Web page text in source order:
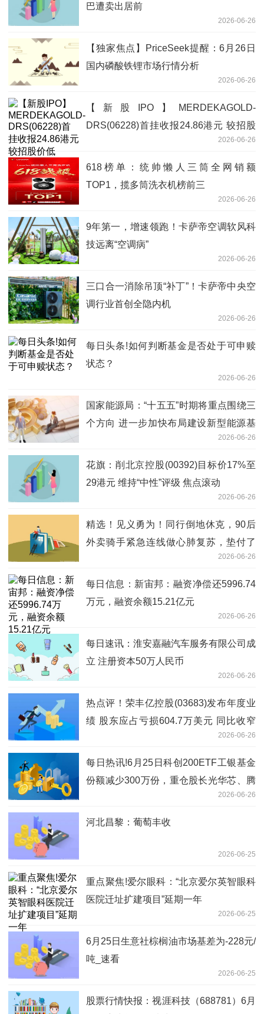
巴遭卖出居前
2026-06-26
【独家焦点】PriceSeek提醒：6月26日
国内磷酸铁锂市场行情分析
2026-06-26
【新股IPO】MERDEKAGOLD-
DRS(06228)首挂收报24.86港元 较招股
2026-06-26
618榜单：统帅懒人三筒全网销额
TOP1，揽多筒洗衣机榜前三
2026-06-26
9年第一，增速领跑！卡萨帝空调软风科
技远离“空调病”
2026-06-26
三口合一消除吊顶“补丁”！卡萨帝中央空
调行业首创全隐内机
2026-06-26
每日头条!如何判断基金是否处于可申赎
状态？
2026-06-26
国家能源局：“十五五”时期将重点围绕三
个方向 进一步加快布局建设新型能源基
2026-06-26
花旗：削北京控股(00392)目标价17%至
29港元 维持“中性”评级 焦点滚动
2026-06-26
精选！见义勇为！同行倒地休克，90后
外卖骑手紧急连线做心肺复苏，垫付了
2026-06-26
每日信息：新宙邦：融资净偿还5996.74
万元，融资余额15.21亿元
2026-06-26
每日速讯：淮安嘉融汽车服务有限公司成
立 注册资本50万人民币
2026-06-26
热点评！荣丰亿控股(03683)发布年度业
绩 股东应占亏损604.7万美元 同比收窄
2026-06-26
每日热讯!6月25日科创200ETF工银基金
份额减少300万份，重仓股长光华芯、腾
2026-06-26
河北昌黎：葡萄丰收
2026-06-25
重点聚焦!爱尔眼科：“北京爱尔英智眼科
医院迁址扩建项目”延期一年
2026-06-25
6月25日生意社棕榈油市场基差为-228元/
吨_速看
2026-06-25
股票行情快报：视涯科技（688781）6月